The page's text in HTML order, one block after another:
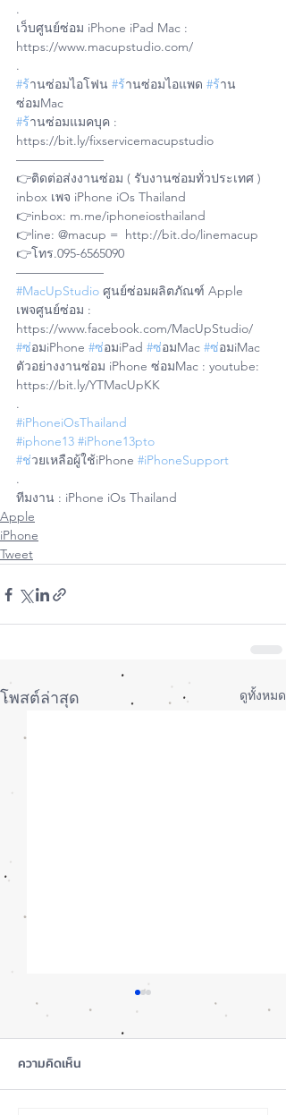
.
เว็บศูนย์ซ่อม iPhone iPad Mac :
https://www.macupstudio.com/
.
#ร้านซ่อมไอโฟน #ร้านซ่อมไอแพด #ร้าน
ซ่อมMac
#ร้านซ่อมแมคบุค :
https://bit.ly/fixservicemacupstudio
———————
👉ติดต่อส่งงานซ่อม ( รับงานซ่อมทั่วประเทศ )
inbox เพจ iPhone iOs Thailand
👉inbox: m.me/iphoneiosthailand
👉line: @macup =  http://bit.do/linemacup
👉โทร.095-6565090
———————
#MacUpStudio ศูนย์ซ่อมผลิตภัณฑ์ Apple
เพจศูนย์ซ่อม :
https://www.facebook.com/MacUpStudio/
#ซ่อมiPhone #ซ่อมiPad #ซ่อมMac #ซ่อมiMac
ตัวอย่างงานซ่อม iPhone ซ่อมMac : youtube:
https://bit.ly/YTMacUpKK
.
#iPhoneiOsThailand
#iphone13 #iPhone13pto
#ช่วยเหลือผู้ใช้iPhone #iPhoneSupport
.
ทีมงาน : iPhone iOs Thailand
Apple
iPhone
Tweet
โพสต์ล่าสุด ดูทั้งหมด
ความคิดเห็น